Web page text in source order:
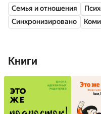
Семья и отношения
Синхронизировано
Книги